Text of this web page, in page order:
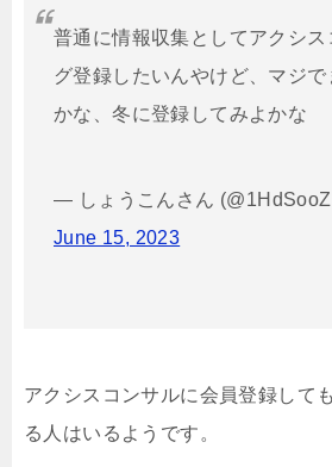
普通に情報収集としてアクシス
グ登録したいんやけど、マジ
かな、冬に登録してみよかな
— しょうこんさん
June 15, 2023
アクシスコンサルに会員登録して
る人はいるようです。